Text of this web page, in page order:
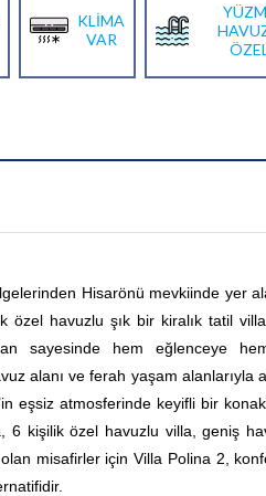
KLİMA
VAR
Hisarönü mevkiinde yer
havuzlu şık bir kiralık tatil
sayesinde hem eğlenceye
alanı ve ferah yaşam alanlarıyla
eşsiz atmosferinde keyifli bir
6 kişilik özel havuzlu villa, geniş
misafirler için Villa Polina 2,